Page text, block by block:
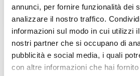
annunci, per fornire funzionalità dei
analizzare il nostro traffico.
informazioni sul modo in cui utilizzi
nostri partner che si occupano di
pubblicità e social media, i quali
con altre informazioni che hai
Lombardia-Milano